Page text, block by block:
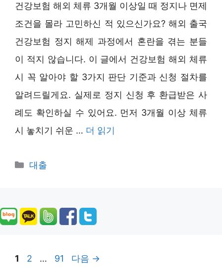
건강보험 해외 체류 3개월 이상일 때 정지나 면제
조건을 몰라 고민하신 적 있으신가요? 해외 출국
건강보험 정지 해제 과정에서 혼란을 겪는 분들
이 적지 않습니다. 이 글에서 건강보험 해외 체류
시 꼭 알아야 할 3가지 판단 기준과 신청 절차를
알려드릴게요. 실제로 정지 신청 후 환급받은 사
례도 확인하실 수 있어요. 먼저 3개월 이상 체류
시 놓치기 쉬운 … 더 읽기
카
대출
페
1
페
2 …
페
91 다음 →